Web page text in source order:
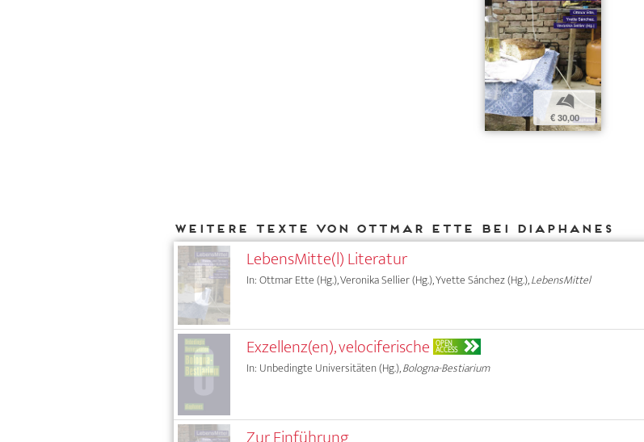
b
€ 30,00
Weitere Texte von Ottmar Ette bei DIAPHANES
LebensMitte(l) Literatur
In: Ottmar Ette (Hg.), Veronika Sellier (Hg.), Yvette Sánchez (Hg.),LebensMittel
Exzellenz(en), velociferische OPEN
ACCESS
In: Unbedingte Universitäten (Hg.),Bologna-Bestiarium